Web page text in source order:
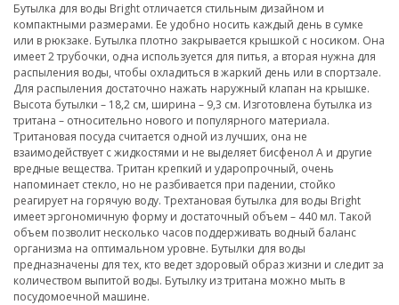
Бутылка для воды Bright отличается стильным дизайном и
компактными размерами. Ее удобно носить каждый день в сумке
или в рюкзаке. Бутылка плотно закрывается крышкой с носиком. Она
имеет 2 трубочки, одна используется для питья, а вторая нужна для
распыления воды, чтобы охладиться в жаркий день или в спортзале.
Для распыления достаточно нажать наружный клапан на крышке.
Высота бутылки – 18,2 см, ширина – 9,3 см. Изготовлена бутылка из
тритана – относительно нового и популярного материала.
Тритановая посуда считается одной из лучших, она не
взаимодействует с жидкостями и не выделяет бисфенол А и другие
вредные вещества. Тритан крепкий и ударопрочный, очень
напоминает стекло, но не разбивается при падении, стойко
реагирует на горячую воду. Трехтановая бутылка для воды Bright
имеет эргономичную форму и достаточный объем – 440 мл. Такой
объем позволит несколько часов поддерживать водный баланс
организма на оптимальном уровне. Бутылки для воды
предназначены для тех, кто ведет здоровый образ жизни и следит за
количеством выпитой воды. Бутылку из тритана можно мыть в
посудомоечной машине.